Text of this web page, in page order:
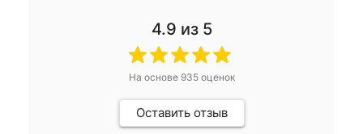
4.9 из 5
На основе 935оценок
Оставить отзыв